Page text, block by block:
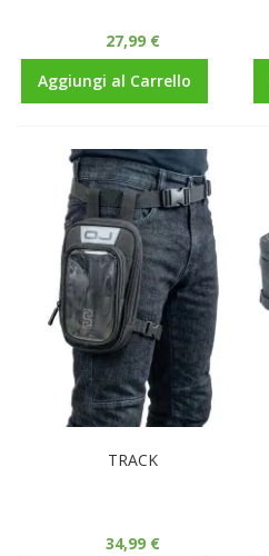
27,99 €
Aggiungi al Carrello
TRACK
34,99 €